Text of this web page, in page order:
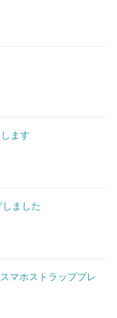
ます
ました
マホストラッププレ